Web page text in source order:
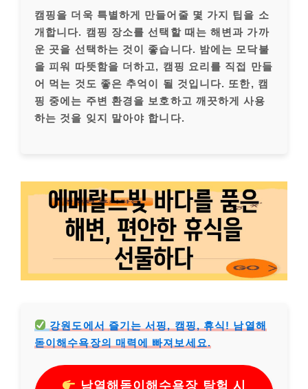
캠핑을 더욱 특별하게 만들어줄 몇 가지 팁을 소
개합니다. 캠핑 장소를 선택할 때는 해변과 가까
운 곳을 선택하는 것이 좋습니다. 밤에는 모닥불
을 피워 따뜻함을 더하고, 캠핑 요리를 직접 만들
어 먹는 것도 좋은 추억이 될 것입니다. 또한, 캠
핑 중에는 주변 환경을 보호하고 깨끗하게 사용
하는 것을 잊지 말아야 합니다.
강원도에서 즐기는 서핑, 캠핑, 휴식! 남열해
돋이해수욕장의 매력에 빠져보세요.
남열해돋이해수욕장 탐험 시